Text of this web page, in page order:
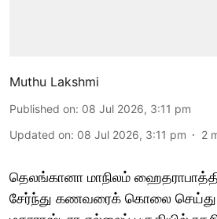
Muthu Lakshmi
Published on: 08 Jul 2026, 3:11 pm
Updated on: 08 Jul 2026, 3:11 pm 2
தெலங்கானா மாநிலம்
சேர்ந்து கணவரைக் கொலை